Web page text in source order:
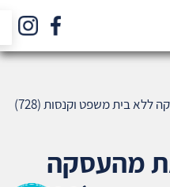
בית משפט וקנסות (728)
מהעסקה